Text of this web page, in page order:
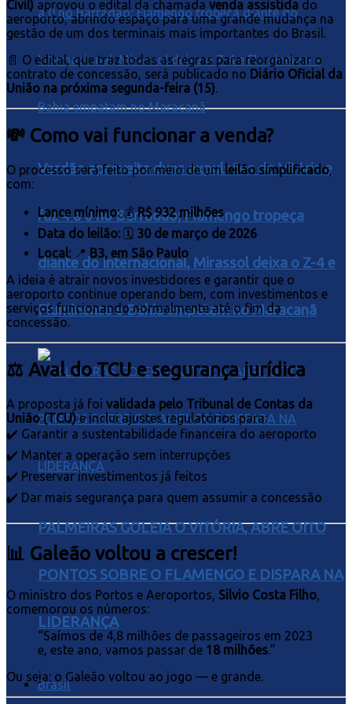
Verdão aproveita duas expulsões do Vitória e
faz 4 a 0 no Barradão; Flamengo tropeça
diante do Internacional, Mirassol deixa o Z-4 e
Fluminense e Bahia empatam no Maracanã
PALMEIRAS GOLEIA O VITÓRIA, ABRE OITO
PONTOS SOBRE O FLAMENGO E DISPARA NA
LIDERANÇA
Brasil
Civil) aprovou o edital da chamada venda assistida do
aeroporto, abrindo espaço para uma grande mudança na
gestão de um dos terminais mais importantes do Brasil.
📄 O edital, que traz todas as regras para reorganizar o
contrato de concessão, será publicado no Diário Oficial da
União na próxima segunda-feira (15).
💸 Como vai funcionar a venda?
O processo será feito por meio de umleilão simplificado,
com:
Lance mínimo:💰R$ 932 milhões
Data do leilão: 🗓️ 30 de março de 2026
Local: 📍B3, em São Paulo
A ideia é atrair novos investidores e garantir que o
aeroporto continue operando bem, com investimentos e
serviços funcionando normalmente até o fim da
concessão.
⚖️ Aval do TCU e segurança jurídica
A proposta já foi validada pelo Tribunal de Contas da
União (TCU)e inclui ajustes regulatórios para:
✔️ Garantir a sustentabilidade financeira do aeroporto
✔️ Manter a operação sem interrupções
✔️ Preservar investimentos já feitos
✔️ Dar mais segurança para quem assumir a concessão
📊 Galeão voltou a crescer!
O ministro dos Portos e Aeroportos, Silvio Costa Filho,
comemorou os números:
“Saímos de 4,8 milhões de passageiros em 2023
e, este ano, vamos passar de 18 milhões.”
Ou seja: o Galeão voltou ao jogo — e grande.